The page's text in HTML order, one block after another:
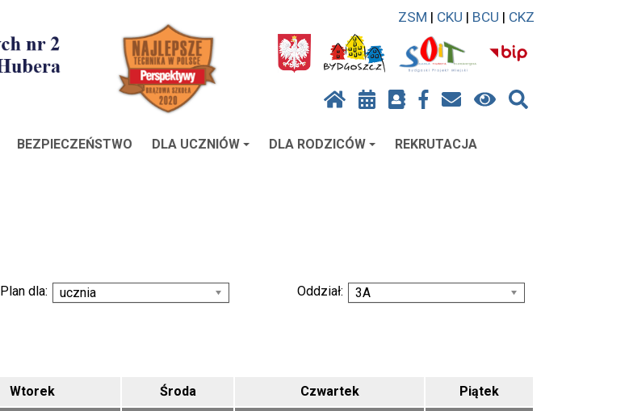
ZSM | CKU | BCU | CKZ
BEZPIECZEŃSTWO DLA UCZNIÓW DLA RODZICÓW REKRUTACJA
Plan dla: ucznia Oddział:
3A
Wtorek Środa Czwartek
Piątek